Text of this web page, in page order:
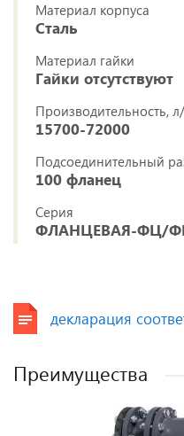
Материал корпуса
Сталь
Материал гайки
Гайки отсутствуют
Производительность,
15700-72000
Подсоединительный
100 фланец
Серия
ФЛАНЦЕВАЯ-ФЦ/
декларация
Преимущества